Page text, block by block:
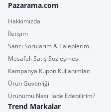
Pazarama.com
Hakkımızda
İletişim
Satıcı Sorularım & Taleplerim
Mesafeli Satış Sözleşmesi
Kampanya Kupon Kullanımları
Ürün Güvenliği
Ürünümü Nasıl İade Edebilirim?
Trend Markalar